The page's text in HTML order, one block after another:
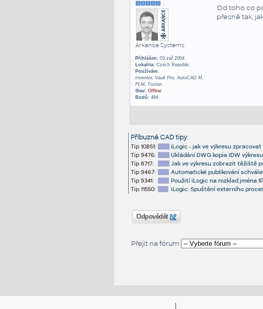
Arkance Systems
Přihlášen:03.zář.2004
Lokalita:Czech Republic
Používám:
Inventor, Vault Pro, AutoCAD M,
PLM, Fusion
Stav: Offline
Bodů:484
Od toho co
přesně tak,
Příbuzné CAD tipy:
Tip 10851:
iLogic - jak ve výkresu
Tip 9476:
Ukládání DWG kopie IDW
Tip 8717:
Jak ve výkresu zobrazit těžiště
Tip 9467:
Automatické publikování
Tip 9341:
Použití iLogic na rozklad jména
Tip 11550:
iLogic: Spuštění externího
Odpovědět
Přejít na fórum